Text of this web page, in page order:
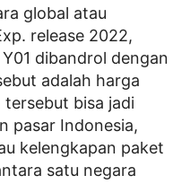
global atau
release 2022,
dibandrol dengan
adalah harga
tersebut bisa jadi
pasar Indonesia,
kelengkapan paket
satu negara